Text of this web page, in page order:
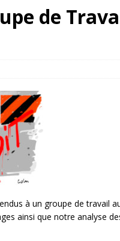
de
à un groupe de travail
ainsi que notre analyse